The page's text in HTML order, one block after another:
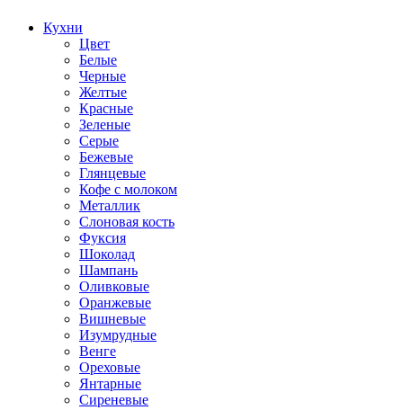
Кухни
Цвет
Белые
Черные
Желтые
Красные
Зеленые
Серые
Бежевые
Глянцевые
Кофе с молоком
Металлик
Слоновая кость
Фуксия
Шоколад
Шампань
Оливковые
Оранжевые
Вишневые
Изумрудные
Венге
Ореховые
Янтарные
Сиреневые